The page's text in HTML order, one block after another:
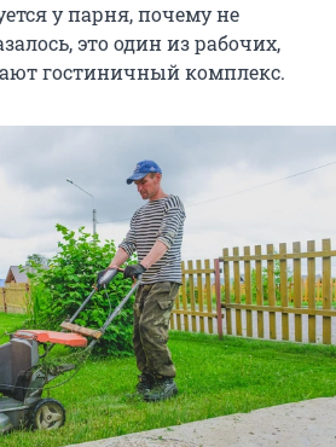
у парня, почему не
это один из рабочих,
гостиничный комплекс.